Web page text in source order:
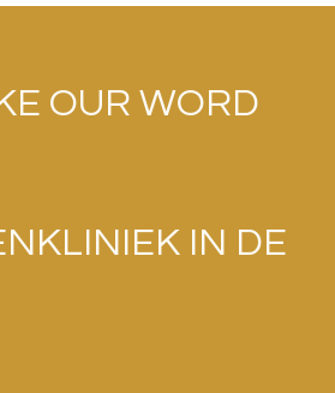
OUR WORD
IN DE